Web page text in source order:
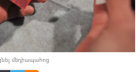
մեդիապահոց